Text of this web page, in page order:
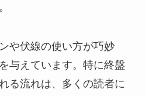
や伏線の使い方が巧妙
与えています。特に終盤
る流れは、多くの読者に